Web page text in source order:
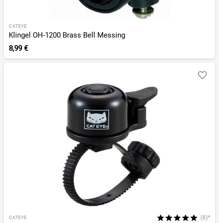
CATEYE
Klingel OH-1200 Brass Bell Messing
8,99 €
CATEYE (8)*